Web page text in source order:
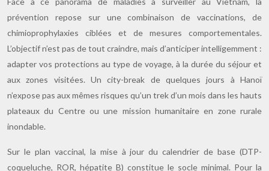
prévention repose sur une combinaison de vaccinations, de
chimioprophylaxies ciblées et de mesures comportementales.
L’objectif n’est pas de tout craindre, mais d’anticiper intelligemment :
adapter vos protections au type de voyage, à la durée du séjour et
aux zones visitées. Un city-break de quelques jours à Hanoï
n’expose pas aux mêmes risques qu’un trek d’un mois dans les hauts
plateaux du Centre ou une mission humanitaire en zone rurale
inondable.
Sur le plan vaccinal, la mise à jour du calendrier de base (DTP-
coqueluche, ROR, hépatite B) constitue le socle minimal. Pour la